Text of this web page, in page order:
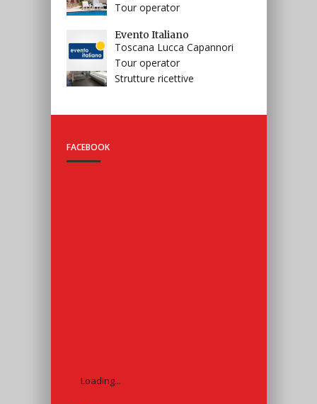
Franca
Sicilvision
Sicilia Palermo Palermo
Tour operator
Egna
Hotel Pioppeto
Lombardia Varese Saronno
Strutture ricettive
Tour operator
Evento Italiano
Toscana Lucca Capannori
Tour operator
FACEBOOK
Loading...